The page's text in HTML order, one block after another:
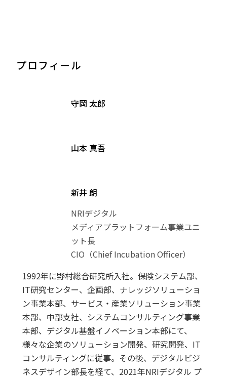
プロフィール
守岡 太郎
山本 真吾
新井 朗
NRIデジタル
メディアプラットフォーム事業ユニ
ット長
CIO（Chief Incubation Officer）
1992年に野村総合研究所入社。保険システム部、
IT研究センター、企画部、ナレッジソリューショ
ン事業本部、サービス・産業ソリューション事業
本部、中部支社、システムコンサルティング事業
本部、デジタル基盤イノベーション本部にて、
様々な企業のソリューション開発、研究開発、IT
コンサルティングに従事。その後、デジタルビジ
ネスデザイン部長を経て、2021年NRIデジタル プ